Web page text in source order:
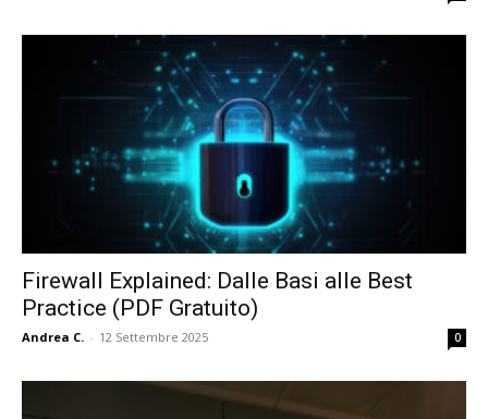
Firewall Explained: Dalle Basi alle Best
Practice (PDF Gratuito)
Andrea C. - 12 Settembre 2025 0